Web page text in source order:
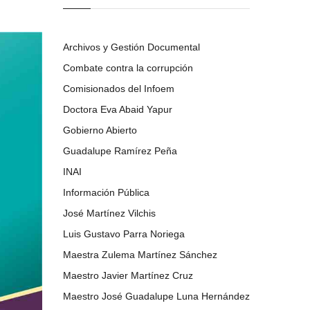
Archivos y Gestión Documental
Combate contra la corrupción
Comisionados del Infoem
Doctora Eva Abaid Yapur
Gobierno Abierto
Guadalupe Ramírez Peña
INAI
Información Pública
José Martínez Vilchis
Luis Gustavo Parra Noriega
Maestra Zulema Martínez Sánchez
Maestro Javier Martínez Cruz
Maestro José Guadalupe Luna Hernández